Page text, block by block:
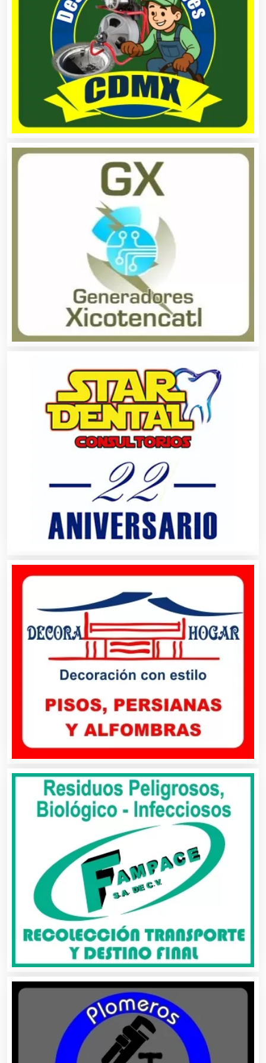
Alta Costura
Aluminio
Ambulancias
Análisis Clínicos
Análisis de Aguas
Animadores de Eventos
Aparatos y Equipos Eléctricos
Artes Gráficas
Artículos de Oficina
Artículos Deportivos
Artículos Importados
Artículos para el Hogar
Artículos para Regalos
Artículos Personales
Artículos Publicitarios
Aseguradoras
Asesores Técnicos
Asesoría Fiscal
Asociaciones Civiles